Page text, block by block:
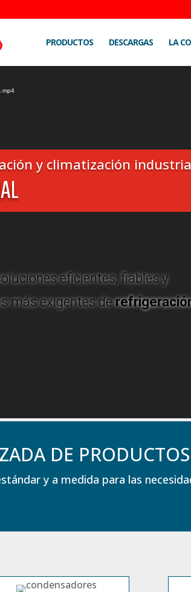
PRODUCTOS DESCARGAS LA
y climatización
eficientes, fiables y
más exigentes de
DE
y a medida para las